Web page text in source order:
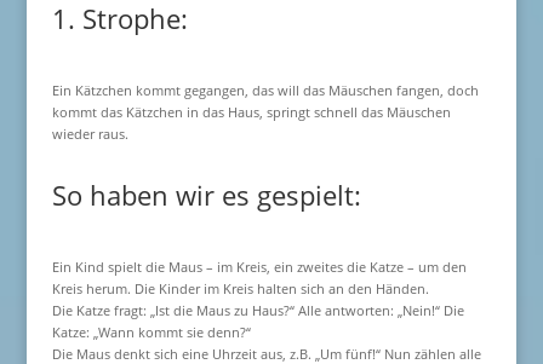
1. Strophe:
Ein Kätzchen kommt gegangen, das will das Mäuschen fangen, doch
kommt das Kätzchen in das Haus, springt schnell das Mäuschen
wieder raus.
So haben wir es gespielt:
Ein Kind spielt die Maus – im Kreis, ein zweites die Katze – um den
Kreis herum. Die Kinder im Kreis halten sich an den Händen.
Die Katze fragt: „Ist die Maus zu Haus?“ Alle antworten: „Nein!“ Die
Katze: „Wann kommt sie denn?“
Die Maus denkt sich eine Uhrzeit aus, z.B. „Um fünf!“ Nun zählen alle